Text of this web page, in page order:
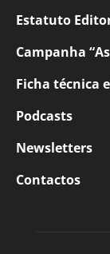
Estatuto
Campanha
Ficha técnica
Podcasts
Newsletters
Contactos